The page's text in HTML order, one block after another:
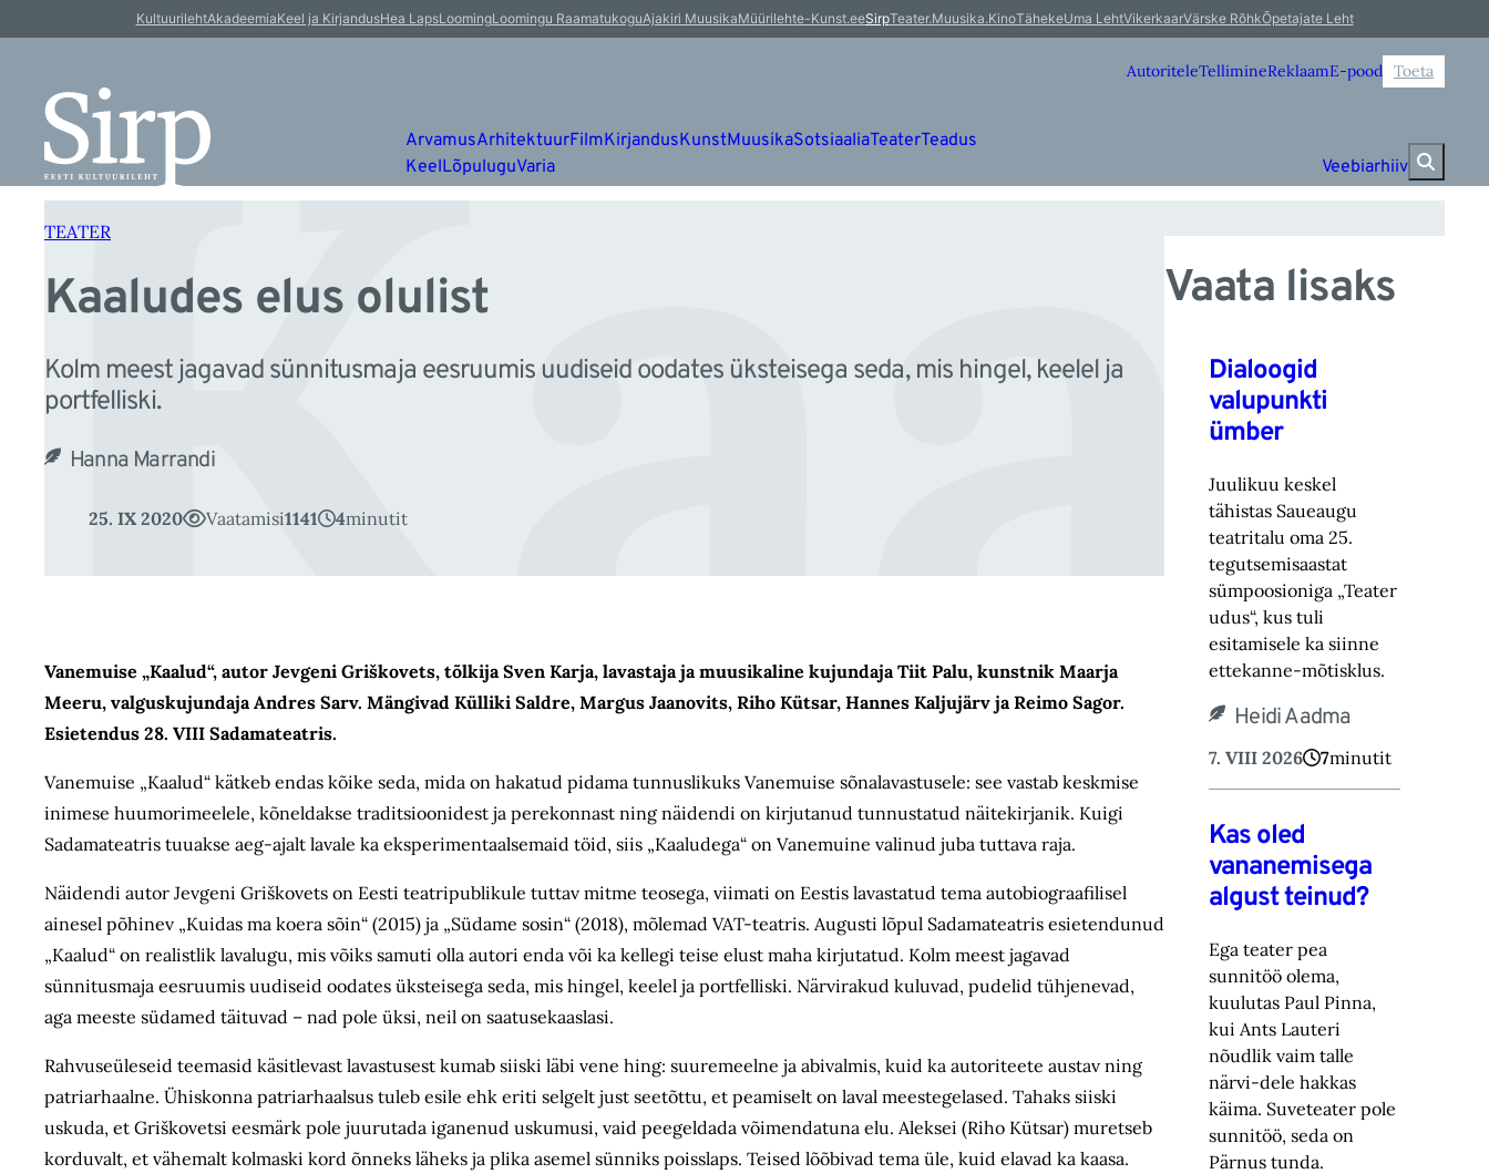
sisu
KultuurilehtAkadeemiaKeel ja KirjandusHea LapsLoomingLoomingu RaamatukoguAjakiri MuusikaMüürilehte-Kunst.eeSirpTeater.Muusika.KinoTähekeUma LehtVikerkaarVärske RõhkÕpetajate Leht
AutoriteleTellimineReklaamE-pood Toeta
ArvamusArhitektuurFilmKirjandusKunstMuusikaSotsiaaliaTeaterTeadus
KeelLõpuluguVaria Veebiarhiiv
TEATER
Kaaludes elus olulist
Kolm meest jagavad sünnitusmaja eesruumis uudiseid oodates üksteisega seda, mis hingel, keelel ja
portfelliski.
Hanna Marrandi
25. IX 2020 Vaatamisi1141 4minutit
Vanemuise „Kaalud“, autor Jevgeni Griškovets, tõlkija Sven Karja, lavastaja ja muusikaline kujundaja Tiit Palu, kunstnik Maarja
Meeru, valguskujundaja Andres Sarv. Mängivad Külliki Saldre, Margus Jaanovits, Riho Kütsar, Hannes Kaljujärv ja Reimo Sagor.
Esietendus 28. VIII Sadamateatris.
Vanemuise „Kaalud“ kätkeb endas kõike seda, mida on hakatud pidama tunnuslikuks Vanemuise sõnalavastusele: see vastab keskmise
inimese huumorimeelele, kõneldakse traditsioonidest ja perekonnast ning näidendi on kirjutanud tunnustatud näitekirjanik. Kuigi
Sadama­teatris tuuakse aeg-ajalt lavale ka eksperimentaalsemaid töid, siis „Kaaludega“ on Vanemuine valinud juba tuttava raja.
Näidendi autor Jevgeni Griškovets on Eesti teatripublikule tuttav mitme teosega, viimati on Eestis lavastatud tema autobiograafilisel
ainesel põhinev „Kuidas ma koera sõin“ (2015) ja „Südame sosin“ (2018), mõlemad VAT-teatris. Augusti lõpul Sadamateatris esietendunud
„Kaalud“ on realistlik lavalugu, mis võiks samuti olla autori enda või ka kellegi teise elust maha kirjutatud. Kolm meest jagavad
sünnitusmaja eesruumis uudiseid oodates üksteisega seda, mis hingel, keelel ja portfelliski. Närvirakud kuluvad, pudelid tühjenevad,
aga meeste südamed täituvad – nad pole üksi, neil on saatusekaaslasi.
Rahvuseüleseid teemasid käsitlevast lavastusest kumab siiski läbi vene hing: suuremeelne ja abivalmis, kuid ka autoriteete austav ning
patriarhaalne. Ühiskonna patriarhaalsus tuleb esile ehk eriti selgelt just seetõttu, et peamiselt on laval meestegelased. Tahaks siiski
uskuda, et Griškovetsi eesmärk pole juurutada iganenud uskumusi, vaid peegeldada võimendatuna elu. Aleksei (Riho Kütsar) muretseb
korduvalt, et vähemalt kolmaski kord õnneks läheks ja plika asemel sünniks poisslaps. Teised lõõbivad tema üle, kuid elavad ka kaasa.
Vaata lisaks
Dialoogid
valupunkti
ümber
Juulikuu keskel
tähistas Saueaugu
teatritalu oma 25.
tegutsemisaastat
sümpoosioniga „Teater
‎udus“, kus tuli
esitamisele ka siinne
ettekanne-mõtisklus.‎
Heidi Aadma
7. VIII 2026 7minutit
Kas oled
vananemisega
algust teinud?
Ega teater pea
sunnitöö olema,
kuulutas Paul Pinna,
kui Ants Lauteri
nõudlik vaim talle
närvi-‎dele hakkas
käima. Suveteater pole
sunnitöö, seda on
Pärnus tunda.‎